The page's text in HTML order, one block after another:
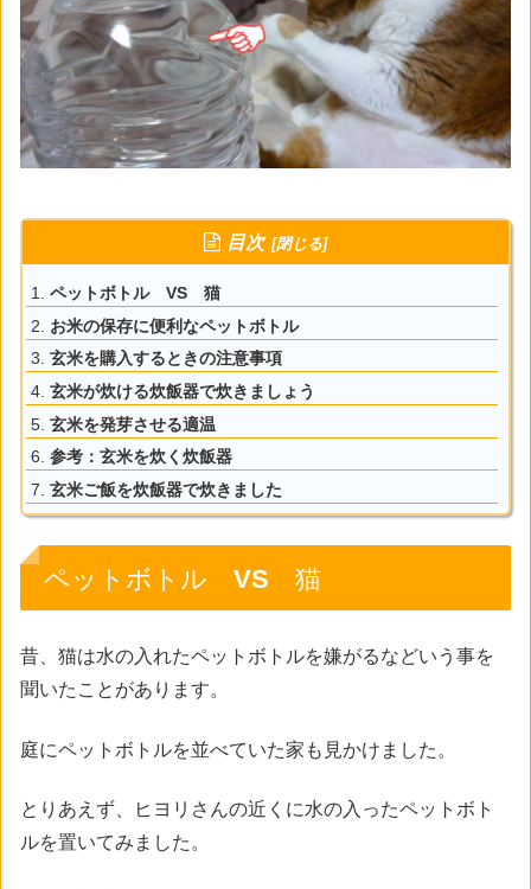
目次
ペットボトル VS 猫
お米の保存に便利なペットボトル
玄米を購入するときの注意事項
玄米が炊ける炊飯器で炊きましょう
玄米を発芽させる適温
参考：玄米を炊く炊飯器
玄米ご飯を炊飯器で炊きました
ペットボトル VS 猫
昔、猫は水の入れたペットボトルを嫌がるなどいう事を
聞いたことがあります。
庭にペットボトルを並べていた家も見かけました。
とりあえず、ヒヨリさんの近くに水の入ったペットボト
ルを置いてみました。